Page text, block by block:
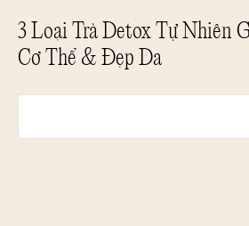
3 Loại Trà Detox Tự Nhiên
Cơ Thể & Đẹp Da